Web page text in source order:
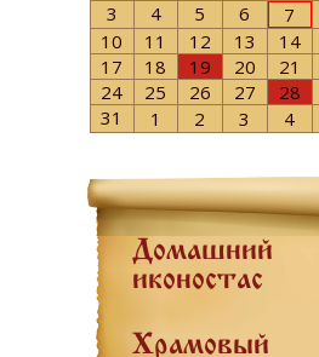
3
4 5 6 7
10
11 12 13 14
17
18 19 20 21
24
25 26 27 28
31
1 2 3 4
Домашний
иконостас
Храмовый